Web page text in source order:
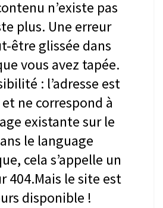
n’existe pas
plus. Une erreur
être glissée dans
vous avez tapée.
: l’adresse est
ne correspond à
existante sur le
le language
cela s’appelle un
404.Mais le site est
disponible !